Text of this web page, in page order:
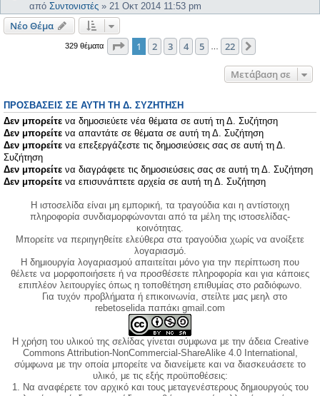
από Συντονιστές » 21 Οκτ 2014 11:53 pm
Νέο Θέμα
329 θέματα Σελίδα από22
1 2 3 4 5 22
Μετάβαση σε
ΠΡΟΣΒΆΣΕΙΣ ΣΕ ΑΥΤΉ ΤΗ Δ. ΣΥΖΉΤΗΣΗ
Δεν μπορείτε να δημοσιεύετε νέα θέματα σε αυτή τη Δ. Συζήτηση
Δεν μπορείτε να απαντάτε σε θέματα σε αυτή τη Δ. Συζήτηση
Δεν μπορείτε να επεξεργάζεστε τις δημοσιεύσεις σας σε αυτή τη Δ.
Συζήτηση
Δεν μπορείτε να διαγράφετε τις δημοσιεύσεις σας σε αυτή τη Δ. Συζήτηση
Δεν μπορείτε να επισυνάπτετε αρχεία σε αυτή τη Δ. Συζήτηση
Η ιστοσελίδα είναι μη εμπορική, τα τραγούδια και η αντίστοιχη
πληροφορία συνδιαμορφώνονται από τα μέλη της ιστοσελίδας-
κοινότητας.
Μπορείτε να περιηγηθείτε ελεύθερα στα τραγούδια χωρίς να ανοίξετε
λογαριασμό.
Η δημιουργία λογαριασμού απαιτείται μόνο για την περίπτωση που
θέλετε να μορφοποιήσετε ή να προσθέσετε πληροφορία και για κάποιες
επιπλέον λειτουργίες όπως η τοποθέτηση επιθυμίας στο ραδιόφωνο.
Για τυχόν προβλήματα ή επικοινωνία, στείλτε μας μεηλ στο
rebetoselida παπάκι gmail.com
Η χρήση του υλικού της σελίδας γίνεται σύμφωνα με την άδεια Creative
Commons Attribution-NonCommercial-ShareAlike 4.0 International,
σύμφωνα με την οποία μπορείτε να διανείμετε και να διασκευάσετε το
υλικό, με τις εξής προϋποθέσεις:
1. Να αναφέρετε τον αρχικό και τους μεταγενέστερους δημιουργούς του